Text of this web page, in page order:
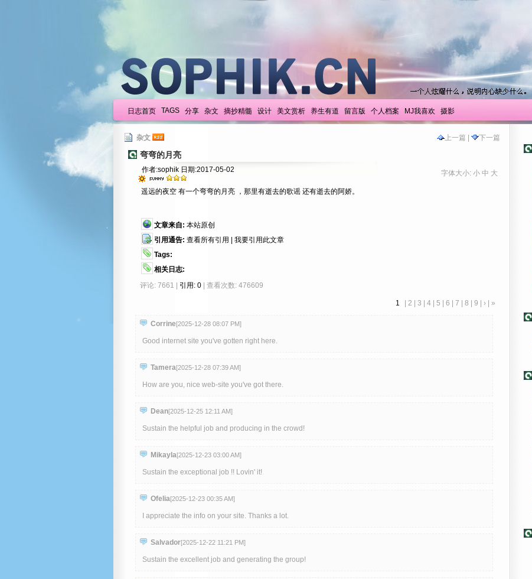
日志首页 TAGS 分享 杂文 摘抄精髓 设计 美文赏析 养生有道 留言版 个人档案 MJ我喜欢 摄影
上一篇 下一篇
杂文
弯弯的月亮
作者:sophik 日期:2017-05-02 字体大小: 小 中 大
遥远的夜空 有一个弯弯的月亮 ，那里有逝去的歌谣 还有逝去的阿娇。
文章来自: 本站原创
引用通告: 查看所有引用
我要引用此文章
Tags:
相关日志:
评论: 7661 | 引用: 0 | 查看次数: 476609
1 2 3 4 5 6 7 8 9 › »
Corrine[2025-12-28 08:07 PM]
Good internet site you've gotten right here.
Tamera[2025-12-28 07:39 AM]
How are you, nice web-site you've got there.
Dean[2025-12-25 12:11 AM]
Sustain the helpful job and producing in the crowd!
Mikayla[2025-12-23 03:00 AM]
Sustain the exceptional job !! Lovin' it!
Ofelia[2025-12-23 00:35 AM]
I appreciate the info on your site. Thanks a lot.
Salvador[2025-12-22 11:21 PM]
Sustain the excellent job and generating the group!